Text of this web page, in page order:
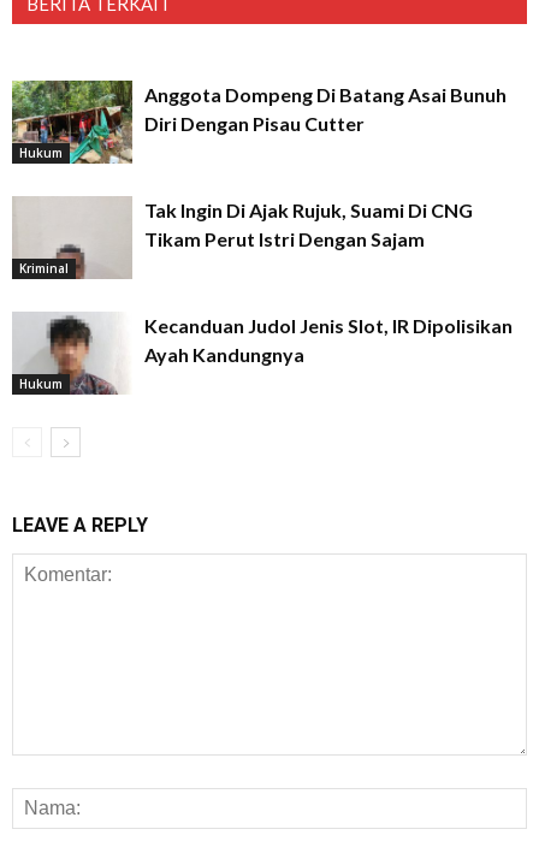
Hukum
Anggota Dompeng Di Batang Asai Bunuh
Diri Dengan Pisau Cutter
Kriminal
Tak Ingin Di Ajak Rujuk, Suami Di CNG
Tikam Perut Istri Dengan Sajam
Hukum
Kecanduan Judol Jenis Slot, IR Dipolisikan
Ayah Kandungnya
LEAVE A REPLY